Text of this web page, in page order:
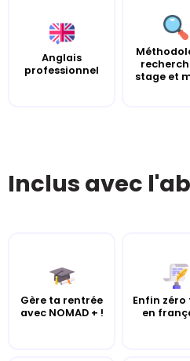
Anglais
professionnel
stage et
Inclus avec
Gère ta rentrée
avec NOMAD + !
Enfin
en